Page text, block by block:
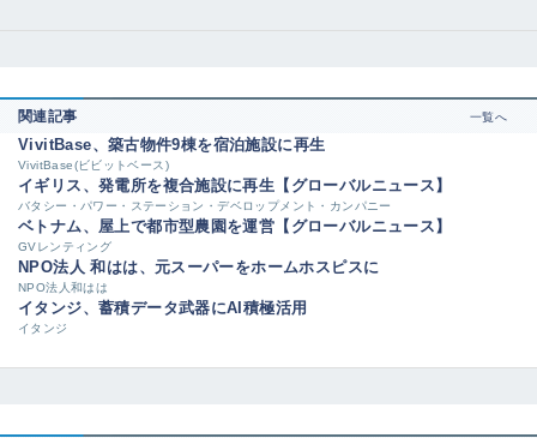
関連記事 一覧へ
VivitBase、築古物件9棟を宿泊施設に再生
VivitBase(ビビットベース)
イギリス、発電所を複合施設に再生【グローバルニュース】
バタシー・パワー・ステーション・デベロップメント・カンパニー
ベトナム、屋上で都市型農園を運営【グローバルニュース】
GVレンティング
NPO法人 和はは、元スーパーをホームホスピスに
NPO法人和はは
イタンジ、蓄積データ武器にAI積極活用
イタンジ